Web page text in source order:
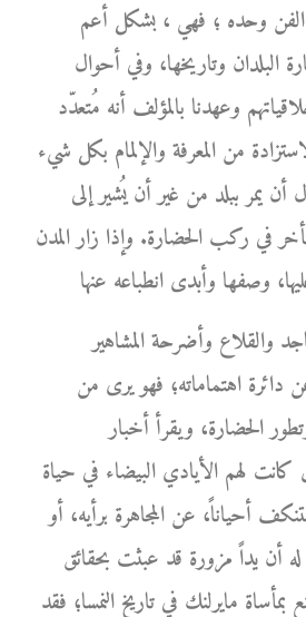
الفن وحده ؛ فهي ، بشكل أعم
وتاريخها، وفي أحوال
وعهدنا بالمؤلف أنه مُتعدّد
من المعرفة والإلمام بكل شيء
أن يمر ببلد من غير أن يُشير إلى
في ركب الحضارة. وإذا زار المدن
والقلاع وأضرحة المشاهير
دائرة اهتماماته؛ فهو يرى من
الحضارة، ويقرأ أخبار
كانت لهم الأيادي البيضاء في حياة
أحياناً، عن المجاهرة برأيه، أو
له أن يداً مزورة قد عبثت بحقائق
مايرلنك في تاريخ النمسا؛ فقد